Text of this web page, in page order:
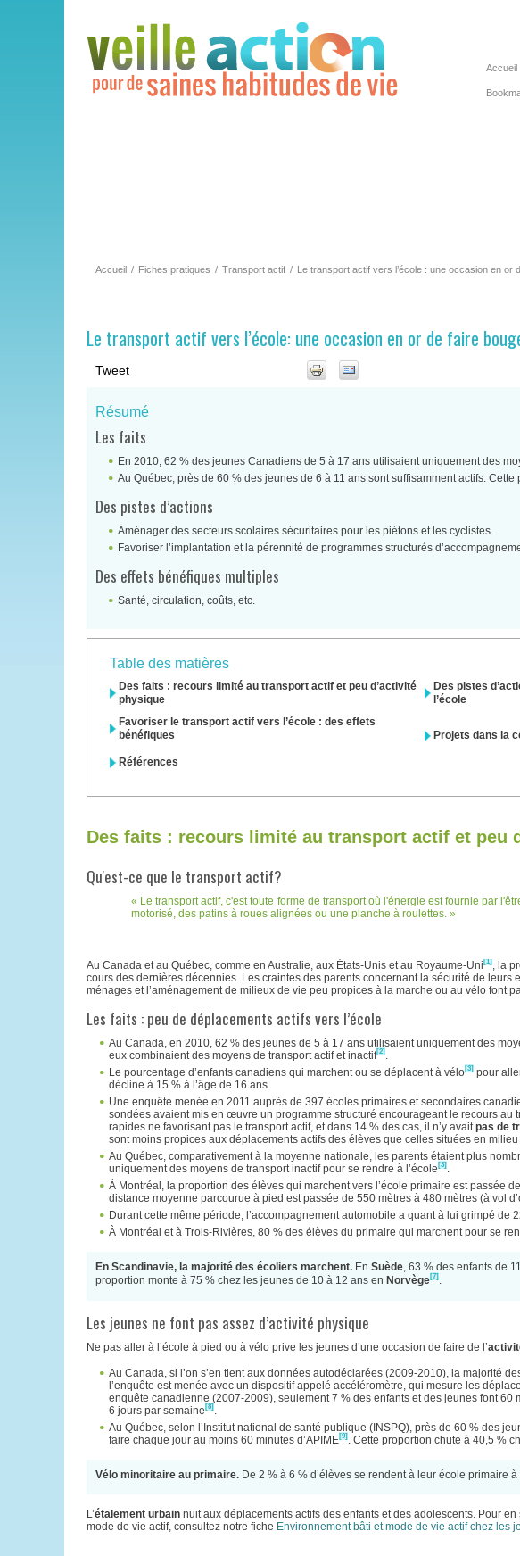
Accueil
Accueil / Fiches pratiques / Transport actif / Le transport actif vers l’école : une occasion en or
Le transport actif vers l’école: une occasion en or de faire
Tweet
Résumé
Les faits
En 2010, 62 % des jeunes Canadiens de 5 à 17 ans utilisaient uniquement des
Au Québec, près de 60 % des jeunes de 6 à 11 ans sont suffisamment actifs.
Des pistes d’actions
Aménager des secteurs scolaires sécuritaires pour les piétons et les cyclistes.
Favoriser l’implantation et la pérennité de programmes structurés
Des effets bénéfiques multiples
Santé, circulation, coûts, etc.
Table des matières
Des faits : recours limité au transport actif et peu d’activité
physique
Des pistes
l’école
Favoriser le transport actif vers l’école : des effets
bénéfiques
Projets dans la
Références
Des faits : recours limité au transport actif et peu
Qu'est-ce que le transport actif?
Le transport actif, c'est toute forme de transport où l'énergie est fournie par
motorisé, des patins à roues alignées ou une planche à roulettes.
Au Canada et au Québec, comme en Australie, aux États-Unis et au Royaume-Uni[1], la
cours des dernières décennies. Les craintes des parents concernant la sécurité de leurs
ménages et l’aménagement de milieux de vie peu propices à la marche ou au vélo font
Les faits : peu de déplacements actifs vers l’école
Au Canada, en 2010, 62 % des jeunes de 5 à 17 ans utilisaient uniquement des
eux combinaient des moyens de transport actif et inactif[2] .
Le pourcentage d’enfants canadiens qui marchent ou se déplacent à vélo[3] pour
décline à 15 % à l’âge de 16 ans.
Une enquête menée en 2011 auprès de 397 écoles primaires et secondaires
sondées avaient mis en œuvre un programme structuré encourageant le recours au
rapides ne favorisant pas le transport actif, et dans 14 % des cas, il n’y avaitpas de
sont moins propices aux déplacements actifs des élèves que celles situées en
Au Québec, comparativement à la moyenne nationale, les parents étaient plus
uniquement des moyens de transport inactif pour se rendre à l’école [3] .
À Montréal, la proportion des élèves qui marchent vers l’école primaire est passée
distance moyenne parcourue à pied est passée de 550 mètres à 480 mètres (à vol
Durant cette même période, l’accompagnement automobile a quant à lui grimpé de
À Montréal et à Trois-Rivières, 80 % des élèves du primaire qui marchent pour se
En Scandinavie, la majorité des écoliers marchent. En Suède, 63 % des enfants de
proportion monte à 75 % chez les jeunes de 10 à 12 ans en Norvège[7].
Les jeunes ne font pas assez d’activité physique
Ne pas aller à l’école à pied ou à vélo prive les jeunes d’une occasion de faire de l’
Au Canada, si l’on s’en tient aux données autodéclarées (2009-2010), la majorité
l’enquête est menée avec un dispositif appelé accéléromètre, qui mesure les
enquête canadienne (2007-2009), seulement 7 % des enfants et des jeunes font 60
6 jours par semaine [8]
Au Québec, selon l’Institut national de santé publique (INSPQ), près de 60 % des
faire chaque jour au moins 60 minutes d’APIME[9] . Cette proportion chute à 40,5 %
Vélo minoritaire au primaire. De 2 % à 6 % d’élèves se rendent à leur école primaire
L’étalement urbain nuit aux déplacements actifs des enfants et des adolescents. Pour
mode de vie actif, consultez notre fiche Environnement bâti et mode de vie actif chez les